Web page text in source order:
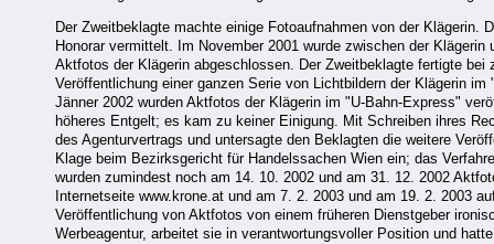
Der Zweitbeklagte machte einige Fotoaufnahmen von der Klägerin.
Honorar vermittelt. Im November 2001 wurde zwischen der
Aktfotos der Klägerin abgeschlossen. Der Zweitbeklagte fertigte
Veröffentlichung einer ganzen Serie von Lichtbildern der Klägerin
Jänner 2002 wurden Aktfotos der Klägerin im "U-Bahn-Express"
höheres Entgelt; es kam zu keiner Einigung. Mit Schreiben ihres
des Agenturvertrags und untersagte den Beklagten die weitere
Klage beim Bezirksgericht für Handelssachen Wien ein; das
wurden zumindest noch am 14. 10. 2002 und am 31. 12. 2002
Internetseite www.krone.at und am 7. 2. 2003 und am 19. 2. 2003
Veröffentlichung von Aktfotos von einem früheren Dienstgeber
Werbeagentur, arbeitet sie in verantwortungsvoller Position und